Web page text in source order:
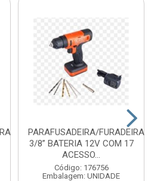
PARAFUSADEIRA/FURADEIRA
3/8” BATERIA 12V COM 17
ACESSO...
Código: 176756
Embalagem: UNIDADE